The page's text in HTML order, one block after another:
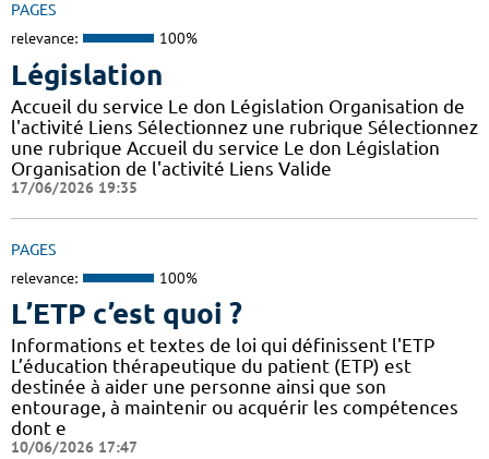
PAGES
relevance: 100%
Législation
Accueil du service Le don Législation Organisation de
l'activité Liens Sélectionnez une rubrique Sélectionnez
une rubrique Accueil du service Le don Législation
Organisation de l'activité Liens Valide
17/06/2026 19:35
PAGES
relevance: 100%
L’ETP c’est quoi ?
Informations et textes de loi qui définissent l'ETP
L’éducation thérapeutique du patient (ETP) est
destinée à aider une personne ainsi que son
entourage, à maintenir ou acquérir les compétences
dont e
10/06/2026 17:47